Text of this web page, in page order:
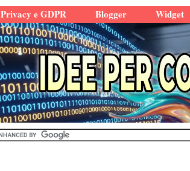
Privacy e GDPR Blogger Widget